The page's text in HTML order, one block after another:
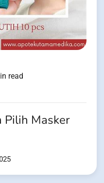
read
Pilih Masker